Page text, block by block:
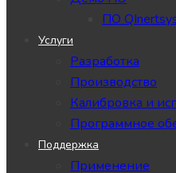
ПО
Услуги
Разработка
Производство
Калибровка и
Программное
Поддержка
Применение